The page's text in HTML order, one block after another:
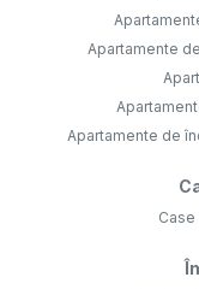
Apartamente
Apartamente de